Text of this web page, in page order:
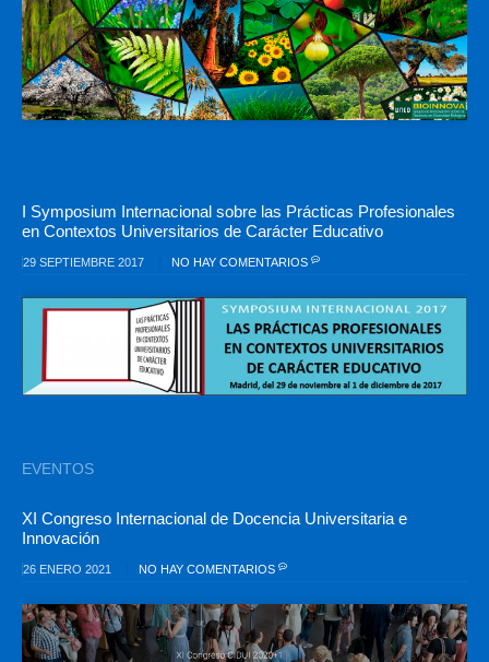
I Symposium Internacional sobre las Prácticas Profesionales
en Contextos Universitarios de Carácter Educativo
29 SEPTIEMBRE 2017 NO HAY COMENTARIOS
EVENTOS
XI Congreso Internacional de Docencia Universitaria e
Innovación
26 ENERO 2021 NO HAY COMENTARIOS